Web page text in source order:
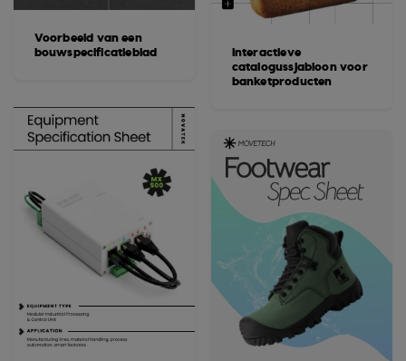
Voorbeeld van een
bouwspecificatieblad
Interactieve
catalogussjabloon voor
banketproducten